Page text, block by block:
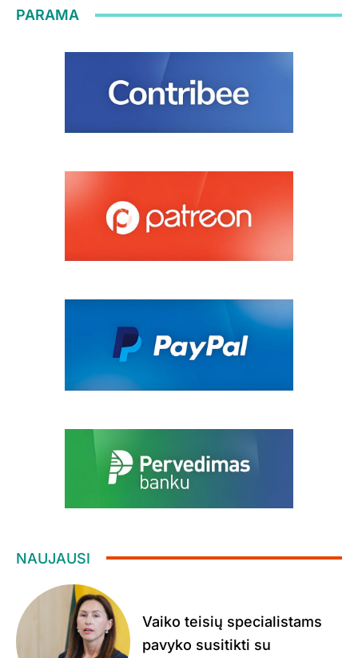
PARAMA
NAUJAUSI
Vaiko teisių specialistams
pavyko susitikti su